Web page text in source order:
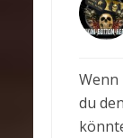
Wenn
du